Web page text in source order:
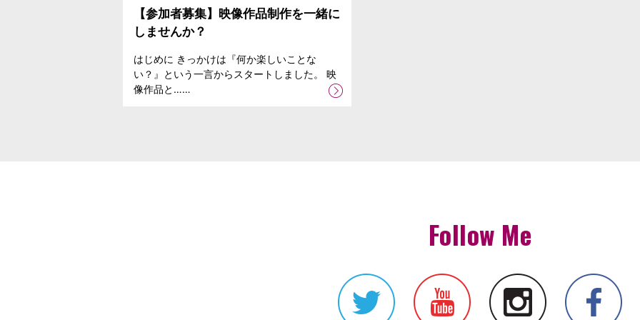
【参加者募集】映像作品制作を一緒に
しませんか？
はじめに きっかけは『何か楽しいことな
い？』という一言からスタートしました。 映
像作品と……
Follow Me